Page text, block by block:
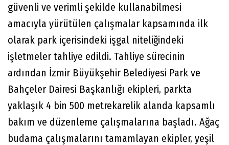
güvenli ve verimli şekilde kullanabilmesi
amacıyla yürütülen çalışmalar kapsamında ilk
olarak park içerisindeki işgal niteliğindeki
işletmeler tahliye edildi. Tahliye sürecinin
ardından İzmir Büyükşehir Belediyesi Park ve
Bahçeler Dairesi Başkanlığı ekipleri, parkta
yaklaşık 4 bin 500 metrekarelik alanda kapsamlı
bakım ve düzenleme çalışmalarına başladı. Ağaç
budama çalışmalarını tamamlayan ekipler, yeşil